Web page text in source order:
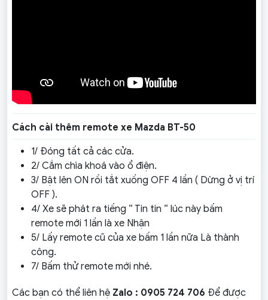
Cách cài thêm remote xe Mazda BT-50
1/ Đóng tất cả các cửa.
2/ Cắm chìa khoá vào ổ điện.
3/ Bật lên ON rồi tắt xuống OFF 4 lần ( Dừng ở vị trí
OFF ).
4/ Xe sẽ phát ra tiếng “ Tin tin “ lúc này bấm
remote mới 1 lần là xe Nhận
5/ Lấy remote cũ của xe bấm 1 lần nữa Là thành
công.
7/ Bấm thử remote mới nhé.
Các bạn có thể liên hệ Zalo : 0905 724 706 Để được